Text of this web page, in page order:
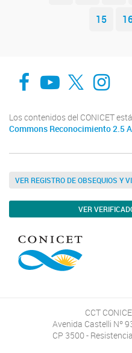
15
Facebook
You TubeTwitter
Los contenidos del CONICET
Commons Reconocimiento 2.5
VER REGISTRO DE OBSEQUIOS Y
VER
CCT
Avenida Castelli Nº
CP 3500 -